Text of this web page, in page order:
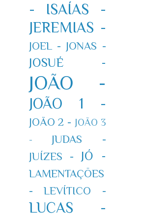
-
ISAÍAS -
JEREMIAS -
JOEL - JONAS -
JOSUÉ -
JOÃO -
JOÃO 1 -
JOÃO 2 - JOÃO 3
-
JUDAS -
JUÍZES -
JÓ -
LAMENTAÇÕES
-
LEVÍTICO -
LUCAS -